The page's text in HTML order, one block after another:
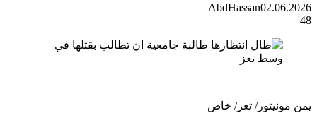
AbdHassan
تعز/ خاص